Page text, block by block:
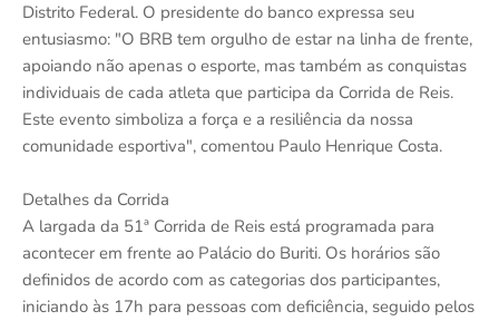
Distrito Federal. O presidente do banco expressa seu
entusiasmo: "O BRB tem orgulho de estar na linha de frente,
apoiando não apenas o esporte, mas também as conquistas
individuais de cada atleta que participa da Corrida de Reis.
Este evento simboliza a força e a resiliência da nossa
comunidade esportiva", comentou Paulo Henrique Costa.
Detalhes da Corrida
A largada da 51ª Corrida de Reis está programada para
acontecer em frente ao Palácio do Buriti. Os horários são
definidos de acordo com as categorias dos participantes,
iniciando às 17h para pessoas com deficiência, seguido pelos